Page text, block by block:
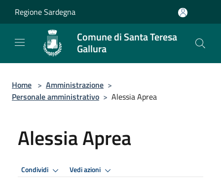
Regione Sardegna
Comune di Santa Teresa
Gallura
Home > Amministrazione >
Personale amministrativo > Alessia Aprea
Alessia Aprea
Condividi Vedi azioni